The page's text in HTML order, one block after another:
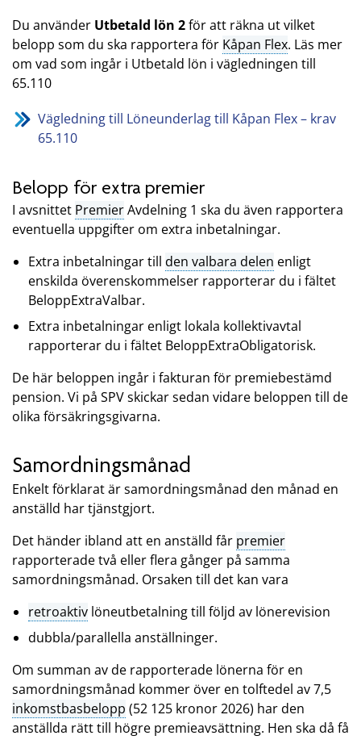
Du använder Utbetald lön 2för att räkna ut vilket
belopp som du ska rapportera för Kåpan Flex. Läs mer
om vad som ingår i Utbetald lön i vägledningen till
65.110
Vägledning till Löneunderlag till Kåpan Flex – krav
65.110
Belopp för extra premier
I avsnittet PremierAvdelning 1 ska du även rapportera
eventuella uppgifter om extra inbetalningar.
Extra inbetalningar till den valbara delen enligt
enskilda överenskommelser rapporterar du i fältet
BeloppExtraValbar.
Extra inbetalningar enligt lokala kollektivavtal
rapporterar du i fältet BeloppExtraObligatorisk.
De här beloppen ingår i fakturan för premiebestämd
pension. Vi på SPV skickar sedan vidare beloppen till de
olika försäkringsgivarna.
Samordningsmånad
Enkelt förklarat är samordningsmånad den månad en
anställd har tjänstgjort.
Det händer ibland att en anställd får premier
rapporterade två eller flera gånger på samma
samordningsmånad. Orsaken till det kan vara
retroaktiv löneutbetalning till följd av lönerevision
dubbla/parallella anställninger.
Om summan av de rapporterade lönerna för en
samordningsmånad kommer över en tolftedel av 7,5
inkomstbasbelopp (52 125 kronor 2026) har den
anställda rätt till högre premieavsättning. Hen ska då få